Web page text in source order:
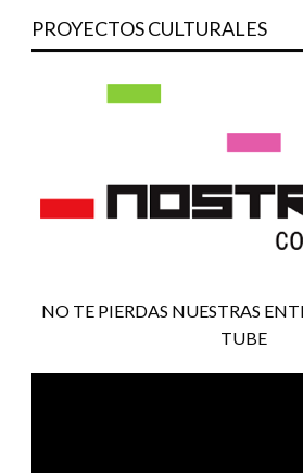
PROYECTOS CULTURALES
NO TE PIERDAS NUESTRAS
TUBE